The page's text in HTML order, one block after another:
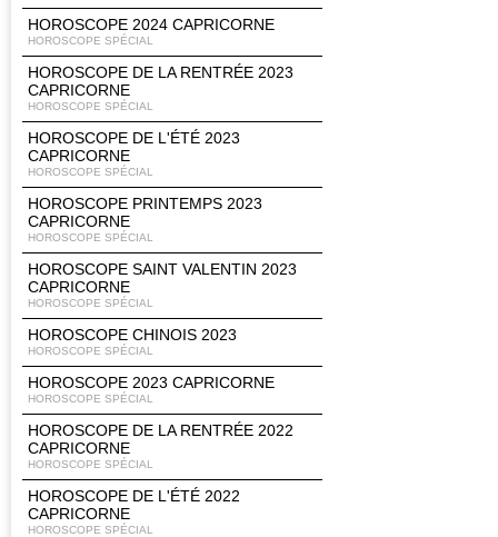
HOROSCOPE 2024 CAPRICORNE
HOROSCOPE SPÉCIAL
HOROSCOPE DE LA RENTRÉE 2023
CAPRICORNE
HOROSCOPE SPÉCIAL
HOROSCOPE DE L'ÉTÉ 2023
CAPRICORNE
HOROSCOPE SPÉCIAL
HOROSCOPE PRINTEMPS 2023
CAPRICORNE
HOROSCOPE SPÉCIAL
HOROSCOPE SAINT VALENTIN 2023
CAPRICORNE
HOROSCOPE SPÉCIAL
HOROSCOPE CHINOIS 2023
HOROSCOPE SPÉCIAL
HOROSCOPE 2023 CAPRICORNE
HOROSCOPE SPÉCIAL
HOROSCOPE DE LA RENTRÉE 2022
CAPRICORNE
HOROSCOPE SPÉCIAL
HOROSCOPE DE L'ÉTÉ 2022
CAPRICORNE
HOROSCOPE SPÉCIAL